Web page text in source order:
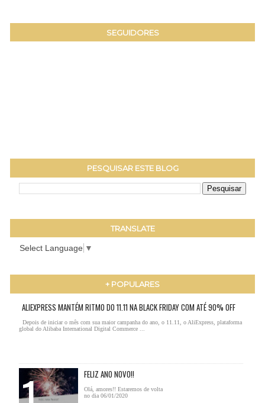
SEGUIDORES
PESQUISAR ESTE BLOG
TRANSLATE
Select Language ▼
+ POPULARES
ALIEXPRESS MANTÉM RITMO DO 11.11 NA BLACK FRIDAY COM ATÉ 90% OFF
Depois de iniciar o mês com sua maior campanha do ano, o 11.11, o AliExpress, plataforma
global do Alibaba International Digital Commerce ...
FELIZ ANO NOVO!!
Olá, amores!! Estaremos de volta
no dia 06/01/2020